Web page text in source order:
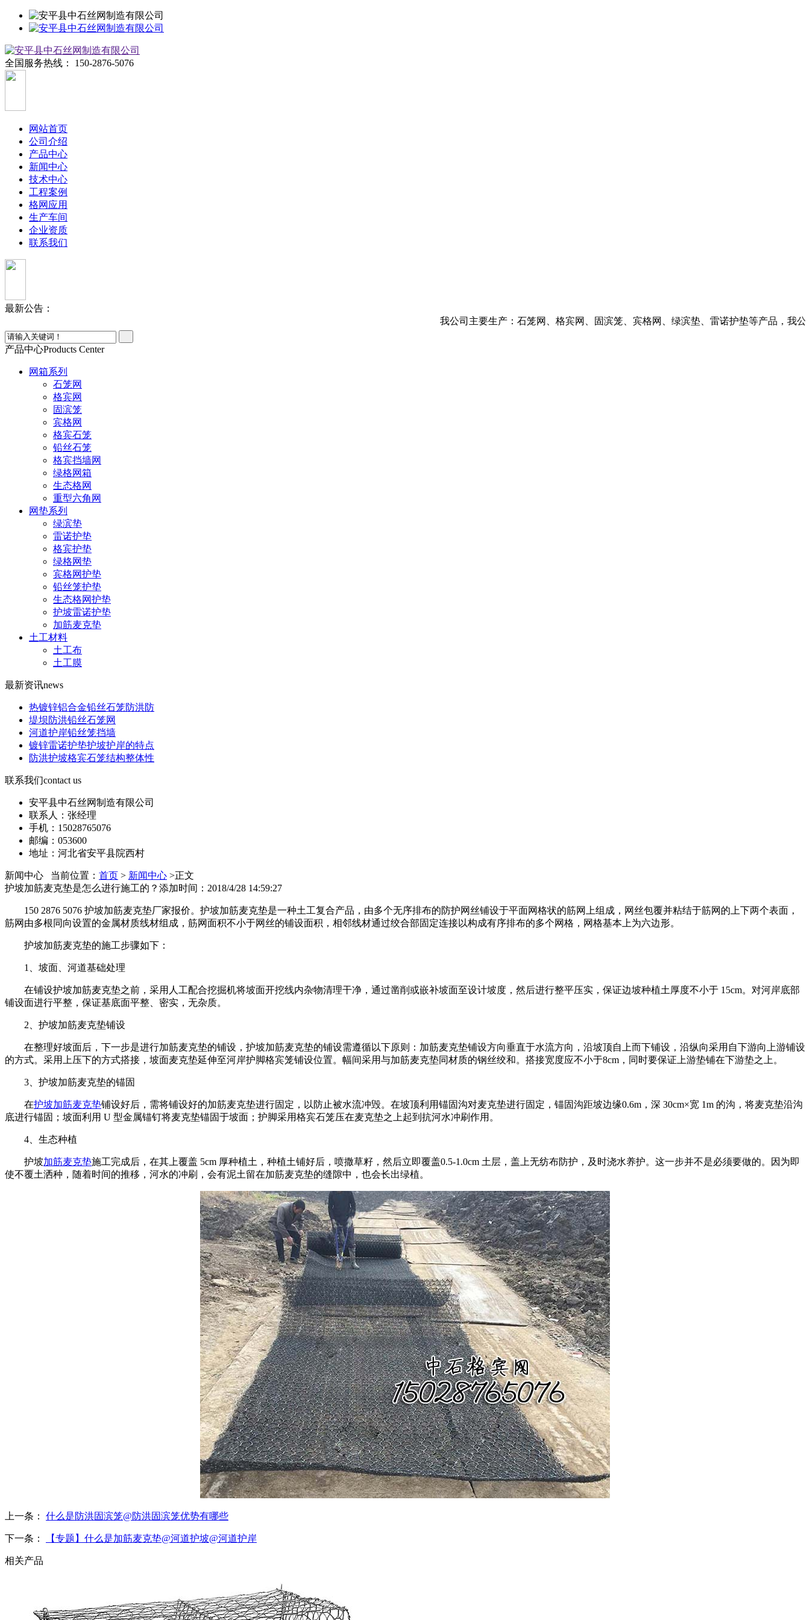
全国服务热线： 150-2876-5076
网站首页
公司介绍
产品中心
新闻中心
技术中心
工程案例
格网应用
生产车间
企业资质
联系我们
最新公告：
我公司主要生产：石笼网、格宾网、固滨笼、宾格网、绿滨垫、雷诺护垫等产品，我公司秉承
产品中心Products Center
网箱系列
石笼网
格宾网
固滨笼
宾格网
格宾石笼
铅丝石笼
格宾挡墙网
绿格网箱
生态格网
重型六角网
网垫系列
绿滨垫
雷诺护垫
格宾护垫
绿格网垫
宾格网护垫
铅丝笼护垫
生态格网护垫
护坡雷诺护垫
加筋麦克垫
土工材料
土工布
土工膜
最新资讯news
热镀锌铝合金铅丝石笼防洪防
堤坝防洪铅丝石笼网
河道护岸铅丝笼挡墙
镀锌雷诺护垫护坡护岸的特点
防洪护坡格宾石笼结构整体性
联系我们contact us
安平县中石丝网制造有限公司
联系人：张经理
手机：15028765076
邮编：053600
地址：河北省安平县院西村
新闻中心 当前位置： 首页 > 新闻中心 >正文
护坡加筋麦克垫是怎么进行施工的？ 添加时间：2018/4/28 14:59:27
150 2876 5076 护坡加筋麦克垫厂家报价。护坡加筋麦克垫是一种土工复合产品，由多个无序排布的防护网丝铺设于平面网格状的筋网上组成，网丝包覆并粘结于筋网的上下两个表面，
筋网由多根同向设置的金属材质线材组成，筋网面积不小于网丝的铺设面积，相邻线材通过绞合部固定连接以构成有序排布的多个网格，网格基本上为六边形。
护坡加筋麦克垫的施工步骤如下：
1、坡面、河道基础处理
在铺设护坡加筋麦克垫之前，采用人工配合挖掘机将坡面开挖线内杂物清理干净，通过凿削或嵌补坡面至设计坡度，然后进行整平压实，保证边坡种植土厚度不小于 15cm。对河岸底部
铺设面进行平整，保证基底面平整、密实，无杂质。
2、护坡加筋麦克垫铺设
在整理好坡面后，下一步是进行加筋麦克垫的铺设，护坡加筋麦克垫的铺设需遵循以下原则：加筋麦克垫铺设方向垂直于水流方向，沿坡顶自上而下铺设，沿纵向采用自下游向上游铺设
的方式。采用上压下的方式搭接，坡面麦克垫延伸至河岸护脚格宾笼铺设位置。幅间采用与加筋麦克垫同材质的钢丝绞和。搭接宽度应不小于8cm，同时要保证上游垫铺在下游垫之上。
3、护坡加筋麦克垫的锚固
在护坡加筋麦克垫铺设好后，需将铺设好的加筋麦克垫进行固定，以防止被水流冲毁。在坡顶利用锚固沟对麦克垫进行固定，锚固沟距坡边缘0.6m，深 30cm×宽 1m 的沟，将麦克垫沿沟
底进行锚固；坡面利用 U 型金属锚钉将麦克垫锚固于坡面；护脚采用格宾石笼压在麦克垫之上起到抗河水冲刷作用。
4、生态种植
护坡加筋麦克垫施工完成后，在其上覆盖 5cm 厚种植土，种植土铺好后，喷撒草籽，然后立即覆盖0.5-1.0cm 土层，盖上无纺布防护，及时浇水养护。这一步并不是必须要做的。因为即
使不覆土洒种，随着时间的推移，河水的冲刷，会有泥土留在加筋麦克垫的缝隙中，也会长出绿植。
上一条： 什么是防洪固滨笼@防洪固滨笼优势有哪些
下一条： 【专题】什么是加筋麦克垫@河道护坡@河道护岸
相关产品